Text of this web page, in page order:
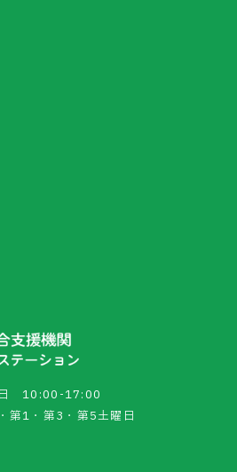
日 10:00-17:00
第1・第3・第5土曜日